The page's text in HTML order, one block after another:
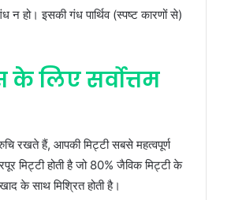
न हो। इसकी गंध पार्थिव (स्पष्ट कारणों से)
के लिए सर्वोत्तम
रखते हैं, आपकी मिट्टी सबसे महत्वपूर्ण
मिट्टी होती है जो 80% जैविक मिट्टी के
के साथ मिश्रित होती है।